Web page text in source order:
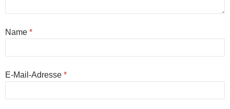
Name *
E-Mail-Adresse *